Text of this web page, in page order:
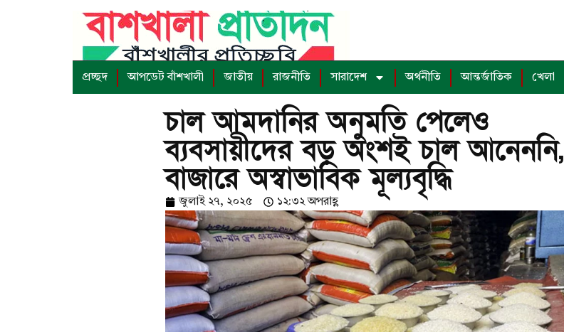
প্রচ্ছদ আপডেট বাঁশখালী জাতীয় রাজনীতি সারাদেশ অর্থনীতি আন্তর্জাতিক খেলা
চাল আমদানির অনুমতি পেলেও
ব্যবসায়ীদের বড় অংশই চাল আনেননি,
বাজারে অস্বাভাবিক মূল্যবৃদ্ধি
জুলাই ২৭, ২০২৫ ১২:৩২ অপরাহ্ণ